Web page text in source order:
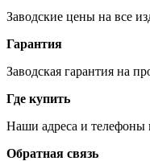
Заводские цены на все
Гарантия
Заводская гарантия на
Где купить
Наши адреса и телефоны
Обратная связь